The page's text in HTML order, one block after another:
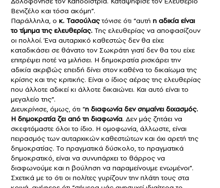
Βενιζέλο και τόσα ακόμη”.
Παράλληλα, ο κ. Τασούλαςτόνισε ότι “αυτή η αδικία είναι
το τίμημα της ελευθερίας. Της ελευθερίας να αποφασίζουν
οι πολλοί. Ένα αυταρχικό καθεστώς δεν θα είχε
καταδικάσει σε θάνατο τον Σωκράτη γιατί δεν θα του είχε
επιτρέψει ποτέ να μιλήσει. Η δημοκρατία ρισκάρει την
αδικία ακριβώς επειδή δίνει στον καθένα το δικαίωμα της
κρίσης και της κριτικής. Είναι ο ίδιος αέρας της ελευθερίας
που άλλοτε αδικεί κι άλλοτε δικαιώνει. Και αυτό είναι το
μεγαλείο της”.
Διευκρίνισε, όμως, ότι “η διαφωνία δεν σημαίνει διχασμός.
Η δημοκρατία ζει από τη διαφωνία. Δεν μάς ζητάει να
σκεφτόμαστε όλοι το ίδιο. Η ομοφωνία, άλλωστε, είναι
πειρασμός των αυταρχικών καθεστώτων και όχι αρετή της
δημοκρατίας. Το πραγματικά δύσκολο, το πραγματικά
δημοκρατικό, είναι να συνυπάρχει το θάρρος να
διαφωνούμε και η βούληση να παραμείνουμε ενωμένοι”.
Σχετικά με το ότι οι πολίτες γυρίζουν την πλάτη τους στα